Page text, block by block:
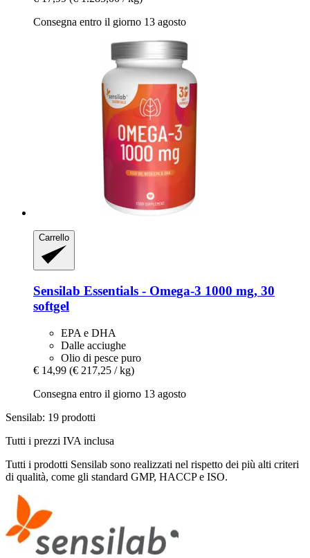
Consegna entro il giorno 13 agosto
Carrello
Sensilab Essentials -​ Omega-​3 1000 mg, 30
softgel
EPA e DHA
Dalle acciughe
Olio di pesce puro
€ 14,99 (€ 217,25 / kg)
Consegna entro il giorno 13 agosto
Sensilab: 19 prodotti
Tutti i prezzi IVA inclusa
Tutti i prodotti Sensilab sono realizzati nel rispetto dei più alti criteri
di qualità, come gli standard GMP, HACCP e ISO.